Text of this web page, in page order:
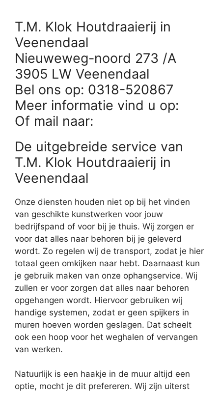
T.M. Klok Houtdraaierij in
Veenendaal
Nieuweweg-noord 273 /A
3905 LW Veenendaal
Bel ons op: 0318-520867
Meer informatie vind u op:
Of mail naar:
De uitgebreide service van
T.M. Klok Houtdraaierij in
Veenendaal
Onze diensten houden niet op bij het vinden
van geschikte kunstwerken voor jouw
bedrijfspand of voor bij je thuis. Wij zorgen er
voor dat alles naar behoren bij je geleverd
wordt. Zo regelen wij de transport, zodat je hier
totaal geen omkijken naar hebt. Daarnaast kun
je gebruik maken van onze ophangservice. Wij
zullen er voor zorgen dat alles naar behoren
opgehangen wordt. Hiervoor gebruiken wij
handige systemen, zodat er geen spijkers in
muren hoeven worden geslagen. Dat scheelt
ook een hoop voor het weghalen of vervangen
van werken.
Natuurlijk is een haakje in de muur altijd een
optie, mocht je dit prefereren. Wij zijn uiterst